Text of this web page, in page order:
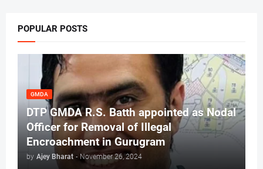
POPULAR POSTS
GMDA
DTP GMDA R.S. Batth appointed as Nodal
Officer for Removal of Illegal
Encroachment in Gurugram
by Ajey Bharat - November 26, 2024